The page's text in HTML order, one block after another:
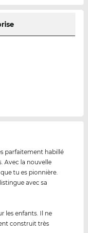
parfaitement habillé
Avec la nouvelle
tu es pionnière.
avec sa
les enfants. Il ne
construit très